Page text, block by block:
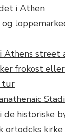
i Athen
og
Athens street
frokost
tur
de historiske
ortodoks kirke